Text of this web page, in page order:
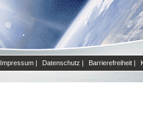
Impressum | Datenschutz | Barrierefreiheit |